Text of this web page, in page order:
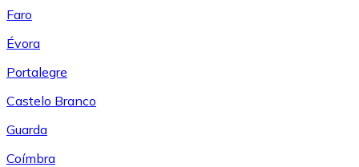
Faro
Évora
Portalegre
Castelo Branco
Guarda
Coímbra